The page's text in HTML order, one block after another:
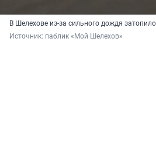
В Шелехове из-за сильного дождя
Источник: паблик «Мой Шелехов»